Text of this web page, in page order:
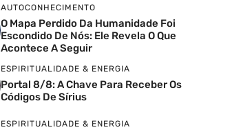
AUTOCONHECIMENTO
O Mapa Perdido Da Humanidade Foi
Escondido De Nós: Ele Revela O Que
Acontece A Seguir
ESPIRITUALIDADE & ENERGIA
Portal 8/8: A Chave Para Receber Os
Códigos De Sírius
ESPIRITUALIDADE & ENERGIA